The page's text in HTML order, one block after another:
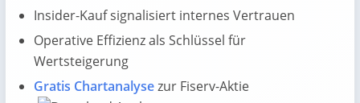
Insider-Kauf signalisiert internes Vertrauen
Operative Effizienz als Schlüssel für
Wertsteigerung
Gratis Chartanalysezur Fiserv-Aktie